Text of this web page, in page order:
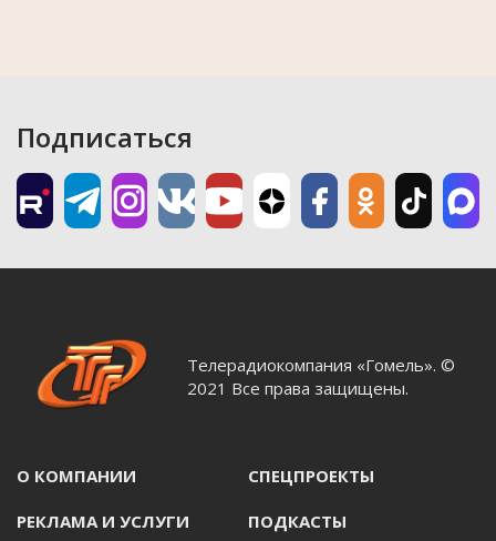
Подписаться
Телерадиокомпания «Гомель». ©
2021 Все права защищены.
О КОМПАНИИ СПЕЦПРОЕКТЫ
РЕКЛАМА И УСЛУГИ ПОДКАСТЫ